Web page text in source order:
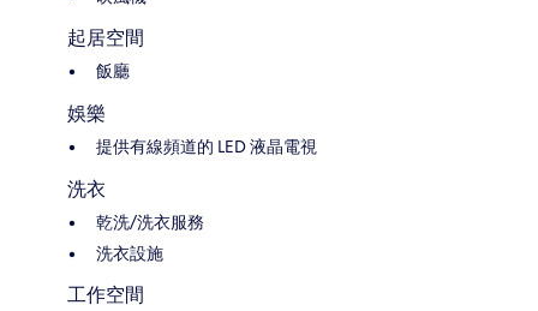
起居空間
飯廳
娛樂
提供有線頻道的 LED 液晶電視
洗衣
乾洗/洗衣服務
洗衣設施
工作空間